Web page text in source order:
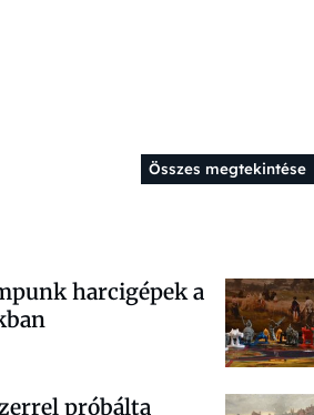
Összes megtekintése
harcigépek a
próbálta